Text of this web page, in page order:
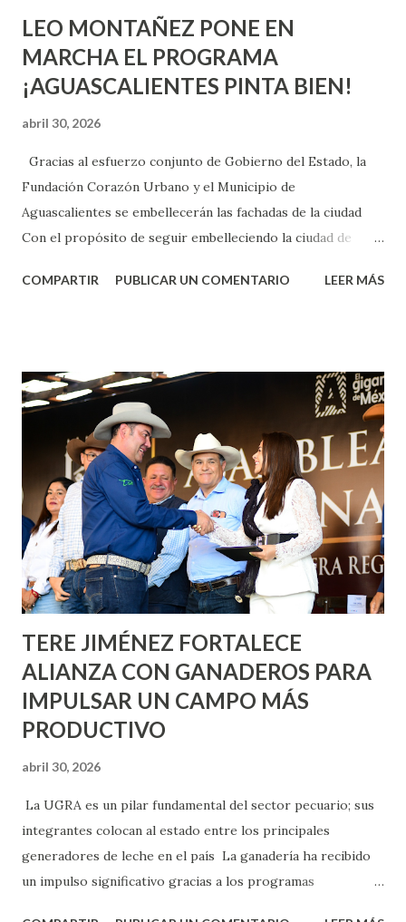
LEO MONTAÑEZ PONE EN
MARCHA EL PROGRAMA
¡AGUASCALIENTES PINTA BIEN!
abril 30, 2026
Gracias al esfuerzo conjunto de Gobierno del Estado, la
Fundación Corazón Urbano y el Municipio de
Aguascalientes se embellecerán las fachadas de la ciudad
Con el propósito de seguir embelleciendo la ciudad de
municipal, Leo Montañez dio inicio al programa
Corazón Urbano y el Municipio capital. Leo Montañez
informó que en este programa se usarán cerca de 90 mil
metros cuadrados de pintura, para dar inicio en la calle
Nieto, entre Jesús F. Elizondo y la calle 22 de Octubre, con
lo que se aplicará pintura en 66 casas. Posteriormente se
llevará este programa a Villas de Nuestra Señora de la
Asunción, Avenida Alameda y Decreto 27 de Septiembre, en
los edificios FOVISSSTE Ojo de Agua, en la comunidad
Norias de Paso Hondo y en los edificios de...
COMPARTIR PUBLICAR UN COMENTARIO LEER MÁS
TERE JIMÉNEZ FORTALECE
ALIANZA CON GANADEROS PARA
IMPULSAR UN CAMPO MÁS
PRODUCTIVO
abril 30, 2026
La UGRA es un pilar fundamental del sector pecuario; sus
integrantes colocan al estado entre los principales
generadores de leche en el país La ganadería ha recibido
un impulso significativo gracias a los programas